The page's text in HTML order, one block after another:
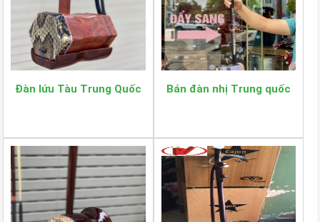
Đàn lứu Tàu Trung Quốc Bán đàn nhị Trung quốc